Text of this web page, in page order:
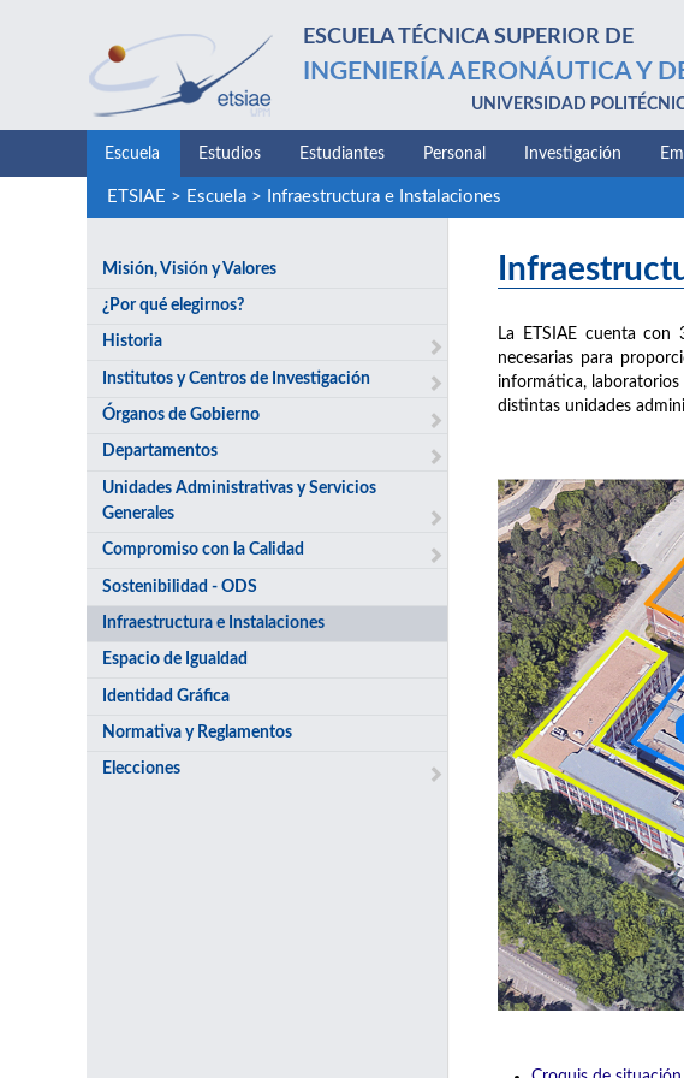
ESCUELA TÉCNICA SUPERIOR DE
INGENIERÍA AERONÁUTICA Y
UNIVERSIDAD
Escuela Estudios Estudiantes Personal Investigación
ETSIAE > Escuela> Infraestructura e Instalaciones
Misión, Visión y Valores
¿Por qué elegirnos?
Historia
Institutos y Centros de Investigación
Órganos de Gobierno
Departamentos
Unidades Administrativas y Servicios
Generales
Compromiso con la Calidad
Sostenibilidad - ODS
Infraestructura e Instalaciones
Espacio de Igualdad
Identidad Gráfica
Normativa y Reglamentos
Elecciones
La ETSIAE cuenta con
necesarias para
informática, laboratorios
distintas unidades